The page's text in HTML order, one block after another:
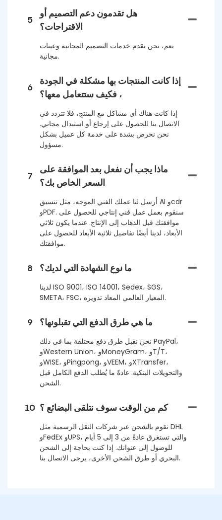
5
هل تقدمون دعم التصميم أو
الاقتراحات؟
نعم، نحن نقدم خدمات التصميم المجانية وعينات
مجانية.
6
إذا كانت المنتجات بها مشكلة في الجودة
، فكيف ستتعامل معها؟
إذا كانت هناك أي مشاكل مع المنتج، فلا تتردد في
الاتصال بنا للحصول على إرجاع أو استبدال مجاني.
نحن نحرص بشدة على خدمة كل عميل بشكل
مسؤول.
7
ماذا يجب أن نفعل بعد الموافقة على
السعر الخاص بك؟
أرسل لنا عملك الفني الموجه، مثل تنسيق AI وcdr
وPDF. سنقوم بعمل عمل فني إنتاجي للحصول على
موافقتك قبل الذهاب إلى الإنتاج. عندما يكون ثلاثي
الأبعاد، لدينا أيضًا تفاصيل ثلاثية الأبعاد للحصول على
موافقتك.
8 ما نوع الشهادة التي لديك؟
لدينا ISO 9001، ISO 14001، Sedex، SGS،
SMETA، FSC، المعيار العالمي المعاد تدويره.
9 ما هي طرق الدفع التي تقبلونها؟
نحن نقبل طرق دفع مختلفة بما في ذلك PayPal،
وWestern Union، وMoneyGram، وT/T،
وWISE، وPingpong، وVEEM، وXTransfer،
والتحويلات البنكية. عادةً ما يُطلب الدفع الكامل قبل
الشحن.
10 كم من الوقت سوف نتلقى البضائع ؟
نقوم بالشحن عبر شركات النقل الرسمية مثل DHL
وFedEx وUPS، والتي تستغرق عادةً من 3 إلى 5 أيام
للوصول إلى عنوانك. إذا كنت بحاجة إلى الشحن
البحري أو طرق الشحن الأخرى، يرجى الاتصال بنا.